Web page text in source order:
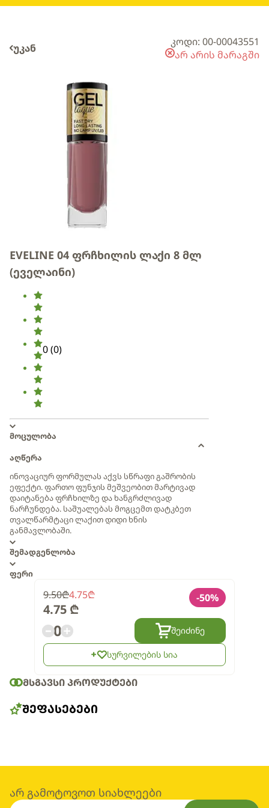
უკან
კოდი: 00-00043551
არ არის მარაგში
EVELINE 04 ფრჩხილის ლაქი 8 მლ
(ეველაინი)
0(0)
მოცულობა
აღწერა
ინოვაციურ ფორმულას აქვს სწრაფი გაშრობის
ეფექტი. ფართო ფუნჯის მეშვეობით მარტივად
დაიტანება ფრჩხილზე და ხანგრძლივად
ნარჩუნდება. საშუალებას მოგცემთ დატკბეთ
თვალწარმტაცი ლაქით დიდი ხნის
განმავლობაში.
შემადგენლობა
ფერი
9.50₾4.75₾
4.75 ₾
-50%
0 შეიძინე
სურვილების სია
ᲛᲡᲒᲐᲕᲡᲘ ᲞᲠᲝᲓᲣᲥᲢᲔᲑᲘ
ᲨᲔᲤᲐᲡᲔᲑᲔᲑᲘ
არ გამოტოვოთ სიახლეები